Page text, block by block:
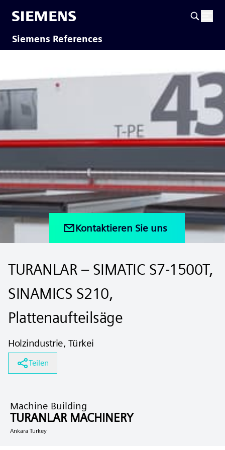
Siemens References
Kontaktieren Sie uns
TURANLAR – SIMATIC S7-1500T,
SINAMICS S210,
Plattenaufteilsäge
Holzindustrie, Türkei
Teilen
Machine Building
TURANLAR MACHINERY
Ankara Turkey